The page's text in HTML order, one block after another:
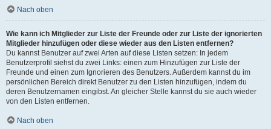
Nach oben
Wie kann ich Mitglieder zur Liste der Freunde oder zur Liste der ignorierten
Mitglieder hinzufügen oder diese wieder aus den Listen entfernen?
Du kannst Benutzer auf zwei Arten auf diese Listen setzen: In jedem
Benutzerprofil siehst du zwei Links: einen zum Hinzufügen zur Liste der
Freunde und einen zum Ignorieren des Benutzers. Außerdem kannst du im
persönlichen Bereich direkt Benutzer zu den Listen hinzufügen, indem du
deren Benutzernamen eingibst. An gleicher Stelle kannst du sie auch wieder
von den Listen entfernen.
Nach oben